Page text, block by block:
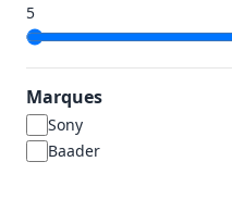
Marques
Sony
Baader